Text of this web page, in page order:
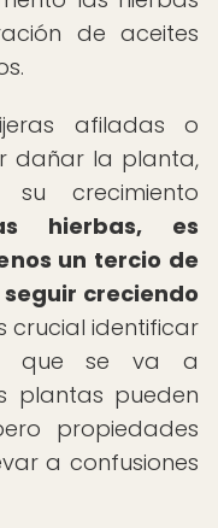
de aceites
afiladas o
dañar la planta,
crecimiento
hierbas, es
un tercio de
creciendo
crucial identificar
que se va a
plantas pueden
propiedades
a confusiones